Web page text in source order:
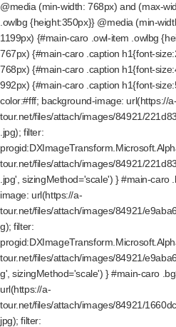
@media (min-width: 768px) and (max-
.owlbg {height:350px}} @media (min-
1199px) {#main-caro .owl-item .owlbg
767px) {#main-caro .caption h1{font-
768px) {#main-caro .caption h1{font-
992px) {#main-caro .caption h1{font-
color:#fff; background-image: url(https://a-
tour.net/files/attach/images/84921/
.jpg); filter:
tour.net/files/attach/images/84921/
.jpg', sizingMethod='scale') } #main-caro
image: url(https://a-
tour.net/files/attach/images/84921/
g); filter:
tour.net/files/attach/images/84921/
g', sizingMethod='scale') } #main-caro
url(https://a-
tour.net/files/attach/images/84921/
jpg); filter: